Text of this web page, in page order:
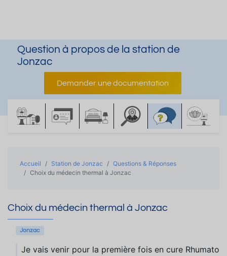
Question à propos de la station de
Jonzac
Demander une documentation
Accueil Station de Jonzac
Questions & Réponses
Choix du médecin thermal à Jonzac
Choix du médecin thermal à Jonzac
Jonzac
Je vais venir pour la première fois en cure Rhumato